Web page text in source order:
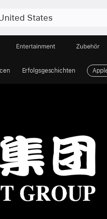
States
Entertainment Zubehör
Erfolgsgeschichten